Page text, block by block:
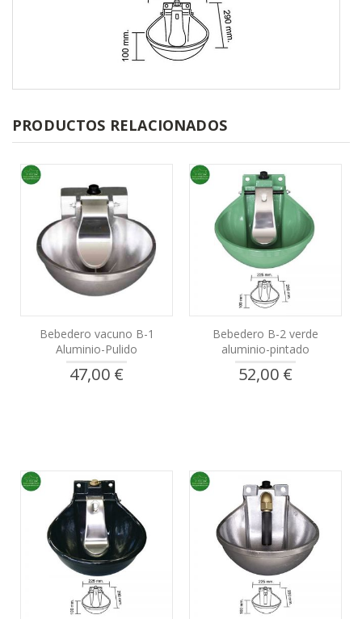
comienzo
de
galería
de
PRODUCTOS RELACIONADOS
Bebedero vacuno B-1
Aluminio-Pulido
47,00 €
Bebedero B-2 verde
aluminio-pintado
52,00 €